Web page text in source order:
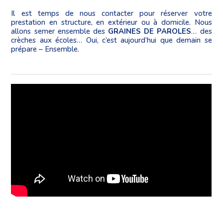
Il est temps de nous contacter pour réserver votre
prestation en structure, en extérieur ou à domicile. Nous
allons semer ensemble des GRAINES DE PAROLES… des
crèches aux écoles… Oui, c’est aujourd’hui que demain se
prépare – Ensemble.